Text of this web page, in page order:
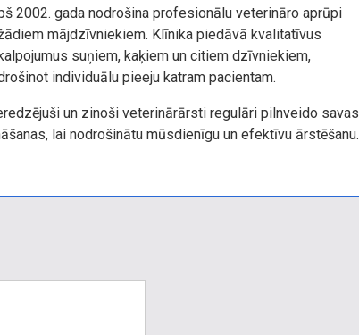
2002. gada nodrošina profesionālu veterināro aprūpi
mājdzīvniekiem. Klīnika piedāvā kvalitatīvus
suņiem, kaķiem un citiem dzīvniekiem,
individuālu pieeju katram pacientam.
un zinoši veterinārārsti regulāri pilnveido savas
lai nodrošinātu mūsdienīgu un efektīvu ārstēšanu.